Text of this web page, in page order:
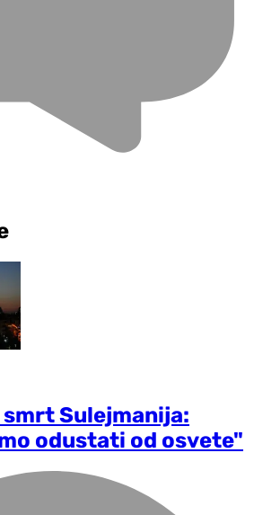
Sulejmanija:
odustati od osvete"